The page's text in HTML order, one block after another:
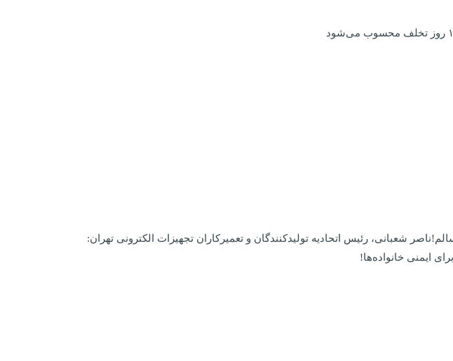
شعبانی، رئیس اتحادیه تولیدکنندگان و تعمیرکاران تجهیزات الکترونی تهران:
ایمنی خانواده‌ها!